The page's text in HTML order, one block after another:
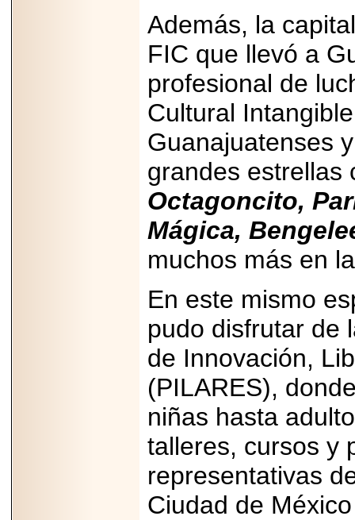
Además, la
FIC que llevó a
profesional de
Cultural
Guanajuatenses
grandes estrellas
Octagoncito,
Mágica,
muchos más en
En este mismo
pudo disfrutar de
de Innovación,
(PILARES),
niñas hasta
talleres, cursos y
representativas
Ciudad de